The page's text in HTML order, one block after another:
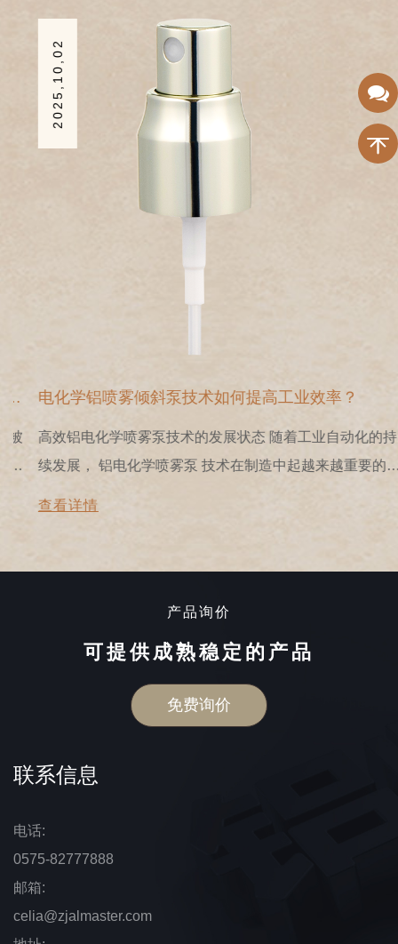
电化学铝喷雾倾斜泵技术如何提高工业效率？
高效铝电化学喷雾泵技术的发展状态 随着工业自动化的持
续发展， 铝电化学喷雾泵 技术在制造中起越来越重要的作
查看详情
产品询价
可提供成熟稳定的产品
免费询价
联系信息
电话:
0575-82777888
邮箱:
celia@zjalmaster.com